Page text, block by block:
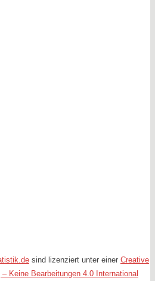
sind lizenziert unter einer Creative
Keine Bearbeitungen 4.0 International